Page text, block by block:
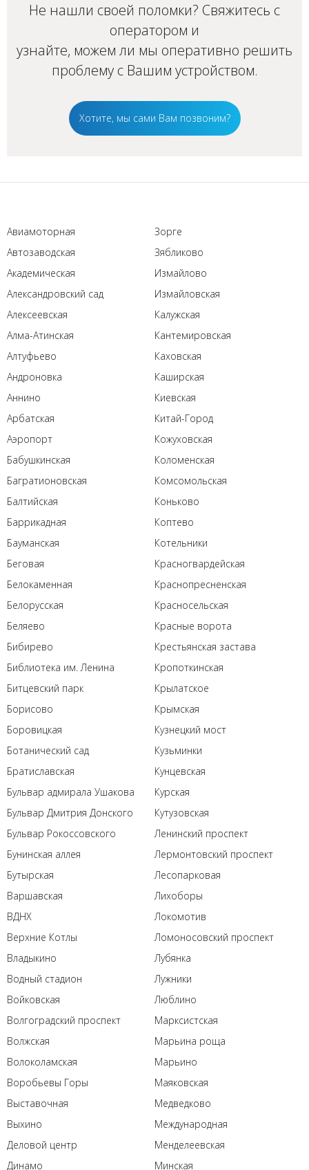
Не нашли своей поломки? Свяжитесь с
оператором и
узнайте, можем ли мы оперативно решить
проблему с Вашим устройством.
Хотите, мы сами Вам позвоним?
Авиамоторная
Автозаводская
Академическая
Александровский сад
Алексеевская
Алма-Атинская
Алтуфьево
Андроновка
Аннино
Арбатская
Аэропорт
Бабушкинская
Багратионовская
Балтийская
Баррикадная
Бауманская
Беговая
Белокаменная
Белорусская
Беляево
Бибирево
Библиотека им. Ленина
Битцевский парк
Борисово
Боровицкая
Ботанический сад
Братиславская
Бульвар адмирала Ушакова
Бульвар Дмитрия Донского
Бульвар Рокоссовского
Бунинская аллея
Бутырская
Варшавская
ВДНХ
Верхние Котлы
Владыкино
Водный стадион
Войковская
Волгоградский проспект
Волжская
Волоколамская
Воробьевы Горы
Выставочная
Выхино
Деловой центр
Динамо
Зорге
Зябликово
Измайлово
Измайловская
Калужская
Кантемировская
Каховская
Каширская
Киевская
Китай-Город
Кожуховская
Коломенская
Комсомольская
Коньково
Коптево
Котельники
Красногвардейская
Краснопресненская
Красносельская
Красные ворота
Крестьянская застава
Кропоткинская
Крылатское
Крымская
Кузнецкий мост
Кузьминки
Кунцевская
Курская
Кутузовская
Ленинский проспект
Лермонтовский проспект
Лесопарковая
Лихоборы
Локомотив
Ломоносовский проспект
Лубянка
Лужники
Люблино
Марксистская
Марьина роща
Марьино
Маяковская
Медведково
Международная
Менделеевская
Минская